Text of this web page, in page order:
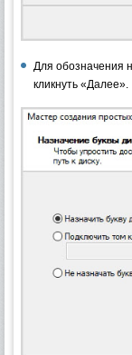
Для обозначения
кликнуть «Далее».